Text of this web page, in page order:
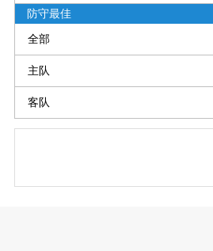
防守最佳
全部
主队
客队